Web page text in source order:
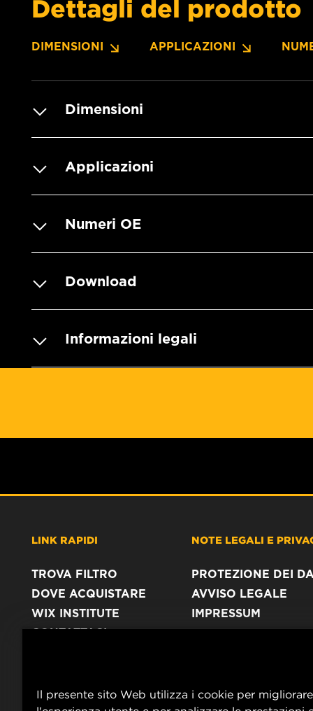
Dettagli del prodotto
DIMENSIONI APPLICAZIONI
Dimensioni
Applicazioni
Numeri OE
Download
Informazioni legali
LINK RAPIDI
TROVA FILTRO
DOVE ACQUISTARE
WIX INSTITUTE
CONTATTACI
NOTE LEGALI E
PROTEZIONE DEI
AVVISO LEGALE
IMPRESSUM
Il presente sito Web utilizza i cookie per migliorare